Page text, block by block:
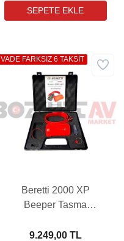
Beretti 2000 XP
Beeper Tasma
9.249,00 TL
VADE FARKSIZ 6 TAKSİT